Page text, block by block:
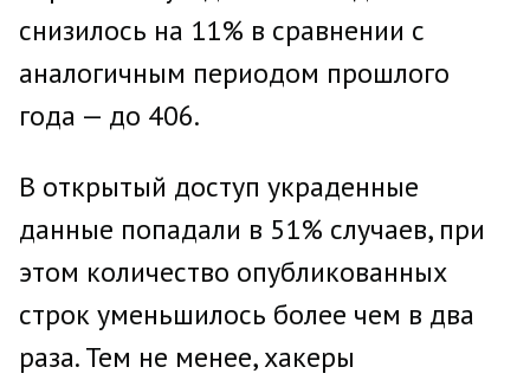
снизилось на 11% в сравнении с
аналогичным периодом прошлого
года — до 406.
В открытый доступ украденные
данные попадали в 51% случаев, при
этом количество опубликованных
строк уменьшилось более чем в два
раза. Тем не менее, хакеры